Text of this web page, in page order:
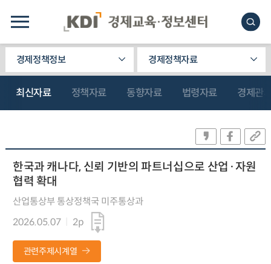
경제정책정보 경제정책자료
최신자료 정책자료 동향자료 법령자료 경제관
한국과 캐나다, 신뢰 기반의 파트너십으로 산업·자원
협력 확대
산업통상부 통상정책국 미주통상과
2026.05.07
2p
관련주제시계열